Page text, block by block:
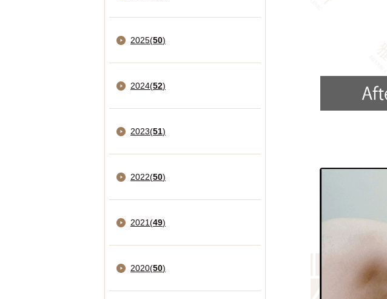
2025(50)
2024(52)
2023(51)
2022(50)
2021(49)
2020(50)